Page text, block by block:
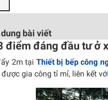
bài viết
điểm đáng đầu tư ở
2m tại Thiết bị bếp công
được gia công tỉ mỉ, liên kết